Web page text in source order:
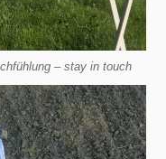
– stay in touch